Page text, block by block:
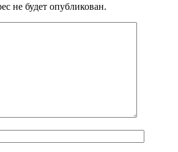
не будет опубликован.